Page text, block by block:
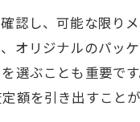
認し、可能な限り
オリジナルのパッ
選ぶことも重要で
額を引き出すことが